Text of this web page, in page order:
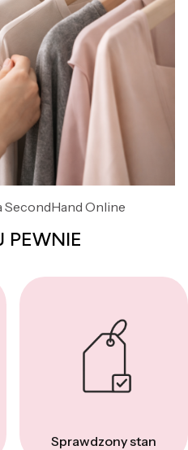
SecondHand Online
PEWNIE
Sprawdzony stan